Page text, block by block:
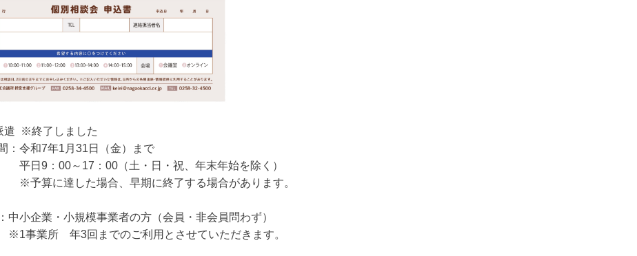
遣 ※終了しました
：令和7年1月31日（金）まで
00～17：00（土・日・祝、年末年始を除く）
達した場合、早期に終了する場合があります。
中小企業・小規模事業者の方（会員・非会員問わず）
年3回までのご利用とさせていただきます。